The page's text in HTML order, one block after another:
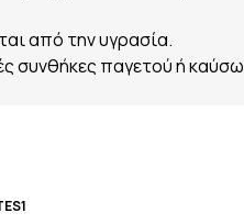
από την υγρασία.
συνθήκες παγετού ή